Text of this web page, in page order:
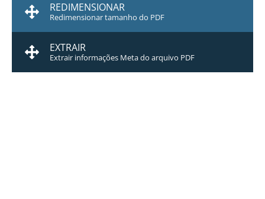
REDIMENSIONAR
Redimensionar tamanho do PDF
EXTRAIR
Extrair informações Meta do arquivo PDF